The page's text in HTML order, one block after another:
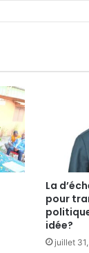
La
pour
idée?
juillet